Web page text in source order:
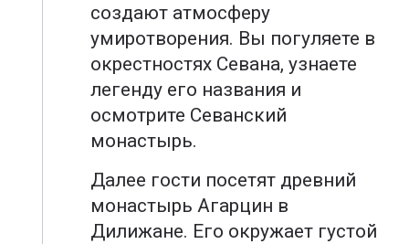
создают атмосферу
умиротворения. Вы погуляете в
окрестностях Севана, узнаете
легенду его названия и
осмотрите Севанский
монастырь.
Далее гости посетят древний
монастырь Агарцин в
Дилижане. Его окружает густой